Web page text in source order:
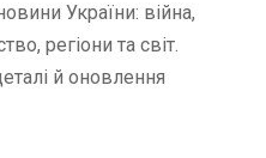
України: війна,
регіони та світ.
й оновлення